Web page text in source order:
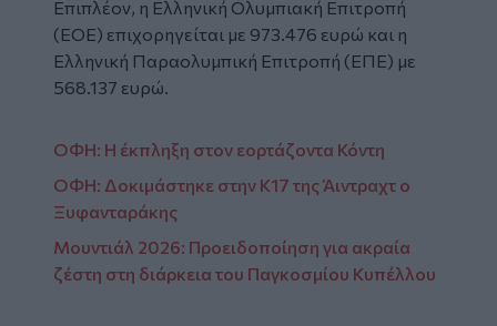
Επιπλέον, η Ελληνική Ολυμπιακή Επιτροπή
(ΕΟΕ) επιχορηγείται με 973.476 ευρώ και η
Ελληνική Παραολυμπική Επιτροπή (ΕΠΕ) με
568.137 ευρώ.
ΟΦΗ: Η έκπληξη στον εορτάζοντα Κόντη
ΟΦΗ: Δοκιμάστηκε στην Κ17 της Άιντραχτ ο
Ξυφανταράκης
Μουντιάλ 2026: Προειδοποίηση για ακραία
ζέστη στη διάρκεια του Παγκοσμίου Κυπέλλου